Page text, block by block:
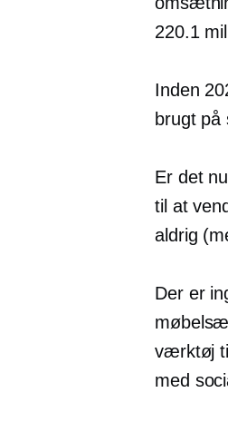
220.1
Inden
brugt
Er det
til at
aldrig
Der er
værktøj
med